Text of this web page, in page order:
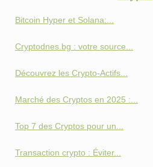
Bitcoin Hyper et Solana:...
Cryptodnes.bg : votre source...
Découvrez les Crypto-Actifs...
Marché des Cryptos en 2025 :...
Top 7 des Cryptos pour un...
Transaction crypto : Éviter...